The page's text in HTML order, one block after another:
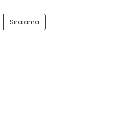
Sıralama